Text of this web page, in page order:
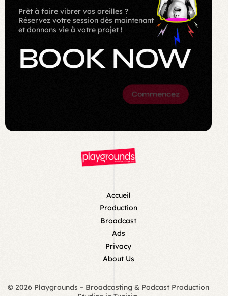
Prêt à faire vibrer vos oreilles ?
Réservez votre session dès maintenant
et donnons vie à votre projet !
BOOK NOW
Commencez
© 2026 Playgrounds – Broadcasting & Podcast Production
Accueil
Production
Broadcast
Ads
Privacy
About Us